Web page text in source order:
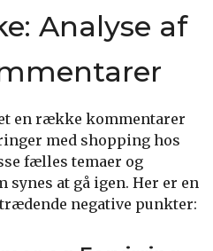
Analyse af
en række kommentarer
med shopping hos
fælles temaer og
synes at gå igen. Her er en
negative punkter: